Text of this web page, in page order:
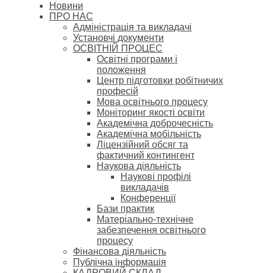
Новини
ПРО НАС
Адміністрація та викладачі
Установчі документи
ОСВІТНІЙ ПРОЦЕС
Освітні програми і
положення
Центр підготовки робітничих
професій
Мова освітнього процесу
Моніторинг якості освіти
Академічна доброчесність
Академічна мобільність
Ліцензійний обсяг та
фактичний контингент
Наукова діяльність
Наукові профілі
викладачів
Конференції
Бази практик
Матеріально-технічне
забезпечення освітнього
процесу
Фінансова діяльність
Публічна інформація